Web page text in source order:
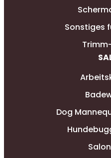
Sonstiges
Dog